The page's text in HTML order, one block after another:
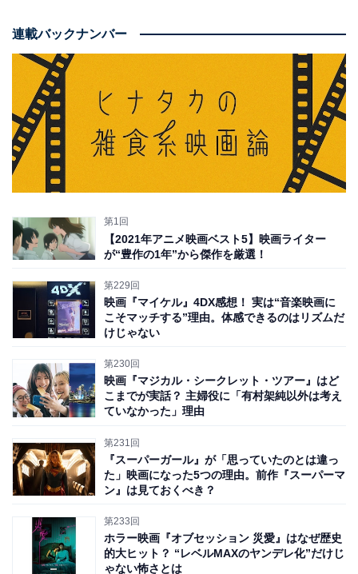
加藤千尋演じる妻が精神をすり減らしていく様は胸が痛
くなりますし、何より北山宏光ファンに対しては「大丈
夫ですか？」と声をかけたくなるほど怖い（褒めていま
す）ので、それなりの覚悟の上で見ることをおすすめし
ます。
連載バックナンバー
第1回
【2021年アニメ映画ベスト5】映画ライター
が“豊作の1年”から傑作を厳選！
第229回
映画『マイケル』4DX感想！ 実は“音楽映画に
こそマッチする”理由。体感できるのはリズムだ
けじゃない
第230回
映画『マジカル・シークレット・ツアー』はど
こまでが実話？ 主婦役に「有村架純以外は考え
ていなかった」理由
第231回
『スーパーガール』が「思っていたのとは違っ
た」映画になった5つの理由。前作『スーパーマ
ン』は見ておくべき？
第233回
ホラー映画『オブセッション 災愛』はなぜ歴史
的大ヒット？ “レベルMAXのヤンデレ化”だけじ
ゃない怖さとは